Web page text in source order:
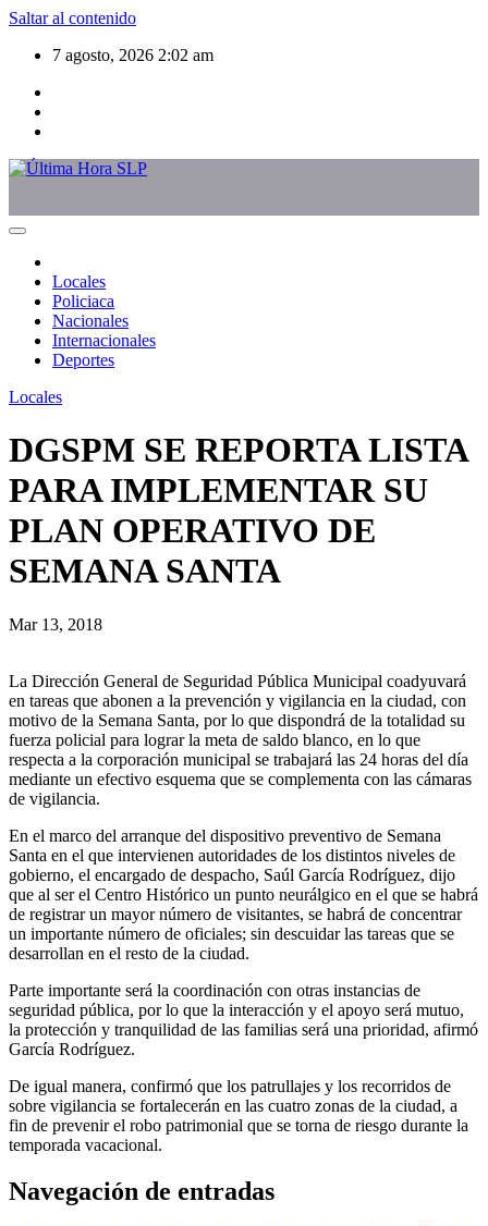
Saltar al contenido
7 agosto, 2026 2:02 am
Locales
Policiaca
Nacionales
Internacionales
Deportes
Locales
DGSPM SE REPORTA LISTA
PARA IMPLEMENTAR SU
PLAN OPERATIVO DE
SEMANA SANTA
Mar 13, 2018
La Dirección General de Seguridad Pública Municipal coadyuvará
en tareas que abonen a la prevención y vigilancia en la ciudad, con
motivo de la Semana Santa, por lo que dispondrá de la totalidad su
fuerza policial para lograr la meta de saldo blanco, en lo que
respecta a la corporación municipal se trabajará las 24 horas del día
mediante un efectivo esquema que se complementa con las cámaras
de vigilancia.
En el marco del arranque del dispositivo preventivo de Semana
Santa en el que intervienen autoridades de los distintos niveles de
gobierno, el encargado de despacho, Saúl García Rodríguez, dijo
que al ser el Centro Histórico un punto neurálgico en el que se habrá
de registrar un mayor número de visitantes, se habrá de concentrar
un importante número de oficiales; sin descuidar las tareas que se
desarrollan en el resto de la ciudad.
Parte importante será la coordinación con otras instancias de
seguridad pública, por lo que la interacción y el apoyo será mutuo,
la protección y tranquilidad de las familias será una prioridad, afirmó
García Rodríguez.
De igual manera, confirmó que los patrullajes y los recorridos de
sobre vigilancia se fortalecerán en las cuatro zonas de la ciudad, a
fin de prevenir el robo patrimonial que se torna de riesgo durante la
temporada vacacional.
Navegación de entradas